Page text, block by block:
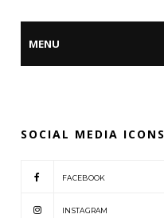
SOCIAL MEDIA ICONS
FACEBOOK
INSTAGRAM